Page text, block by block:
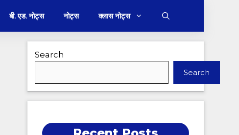
बी. एड. नोट्स नोट्स क्लास नोट्स
Search
Search